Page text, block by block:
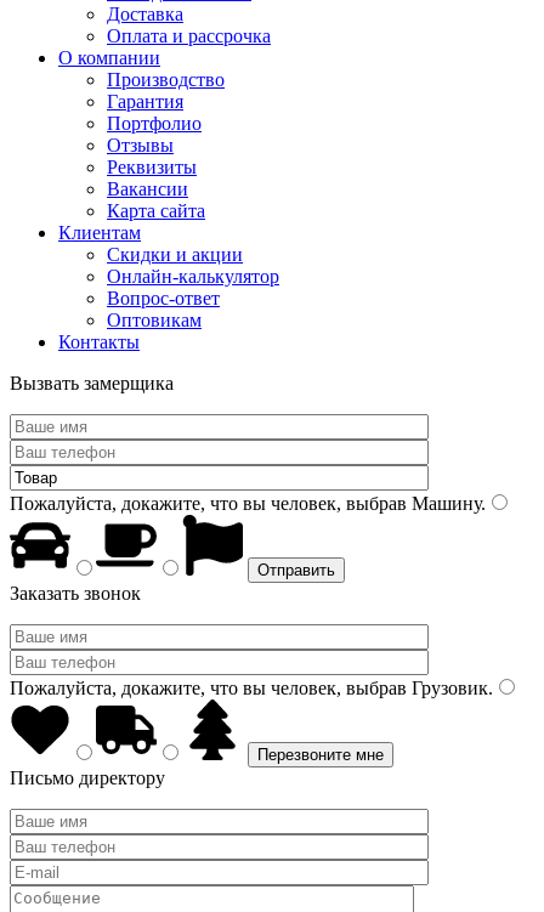
Доставка
Оплата и рассрочка
О компании
Производство
Гарантия
Портфолио
Отзывы
Реквизиты
Вакансии
Карта сайта
Клиентам
Скидки и акции
Онлайн-калькулятор
Вопрос-ответ
Оптовикам
Контакты
Вызвать замерщика
Пожалуйста, докажите, что вы человек, выбрав Машину.
Заказать звонок
Пожалуйста, докажите, что вы человек, выбрав Грузовик.
Письмо директору